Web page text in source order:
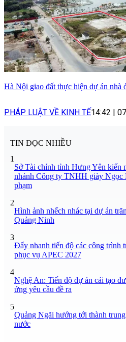
Hà Nội giao đất thực hiện dự án
PHÁP LUẬT VỀ KINH TẾ14:42 |
TIN ĐỌC NHIỀU
1
Sở Tài chính tỉnh Hưng Yên kiến
nhánh Công ty TNHH giày Ngọc
phạm
2
Hình ảnh nhếch nhác tại dự án
Quảng Ninh
3
Đẩy nhanh tiến độ các công trình
phục vụ APEC 2027
4
Nghệ An: Tiến độ dự án cải tạo
ứng yêu cầu đề ra
5
Quảng Ngãi hướng tới thành
nước